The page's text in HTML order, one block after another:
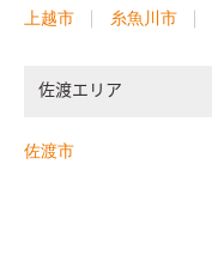
上越市 糸魚川市
佐渡エリア
佐渡市